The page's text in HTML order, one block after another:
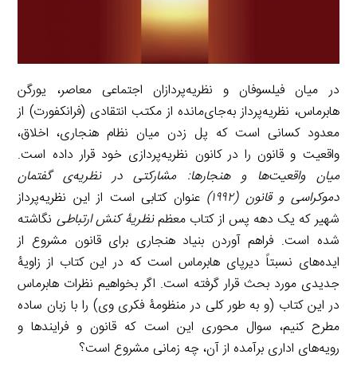
در میان فیلسوفان و نظریه‌پردازان اجتماعی معاصر، یورگن
هابرماس، نظریه‌پرداز به‌جای‌مانده از مکتب انتقادی (فرانکفورت) از
معدود کسانی است که پل زدن میان نظام هنجاری، اخلاق،
واقعیت و قانون را در کانون نظریه‌پردازی خود قرار داده است.
میان واقعیت‌ها و هنجارها: مشارکتی در نظریه‌ی گفتمان
دموکراسی و قانون (۱۹۹۲)
عنوان کتابی است از این نظریه‌پرداز
شهیر که یک دهه پس از کتاب معظمنظریۀ کنش ارتباطی نگاشته
شده است. فراهم آوردن بنیاد هنجاری برای قانون مشروع از
ایده‌های نسبتاً دیرپای هابرماس است که در این کتاب از زاویۀ
جدیدی مورد بحث قرار گرفته است. اگر بخواهیم نظرات هابرماس
در این کتاب (و به طور کلی در منظومۀ فکری وی) را با زبان ساده
مطرح کنیم، سوال محوری این است که قانون و فرایندها و
رویه‌های اداری برآمده از آن، چه زمانی مشروع است؟